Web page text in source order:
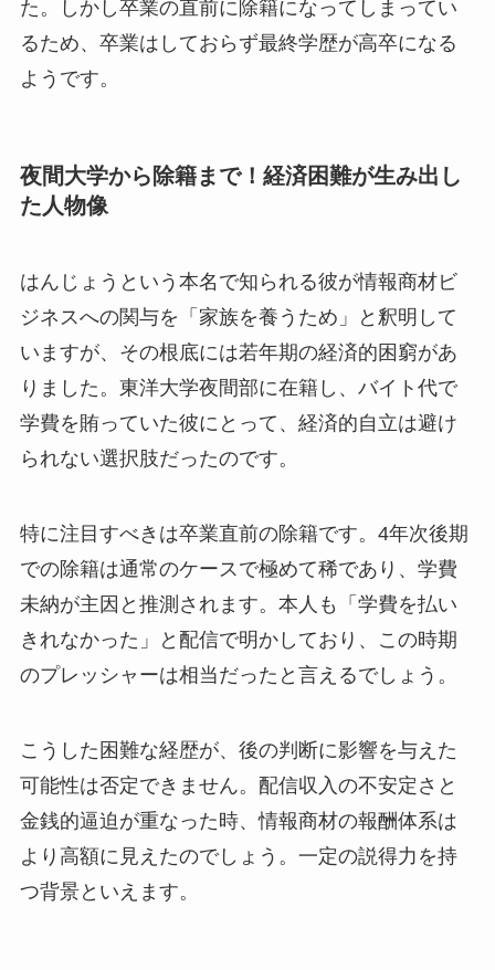
た。しかし卒業の直前に除籍になってしまってい
るため、卒業はしておらず最終学歴が高卒になる
ようです。
夜間大学から除籍まで！経済困難が生み出し
た人物像
はんじょうという本名で知られる彼が情報商材ビ
ジネスへの関与を「家族を養うため」と釈明して
いますが、その根底には若年期の経済的困窮があ
りました。東洋大学夜間部に在籍し、バイト代で
学費を賄っていた彼にとって、経済的自立は避け
られない選択肢だったのです。
特に注目すべきは卒業直前の除籍です。4年次後期
での除籍は通常のケースで極めて稀であり、学費
未納が主因と推測されます。本人も「学費を払い
きれなかった」と配信で明かしており、この時期
のプレッシャーは相当だったと言えるでしょう。
こうした困難な経歴が、後の判断に影響を与えた
可能性は否定できません。配信収入の不安定さと
金銭的逼迫が重なった時、情報商材の報酬体系は
より高額に見えたのでしょう。一定の説得力を持
つ背景といえます。